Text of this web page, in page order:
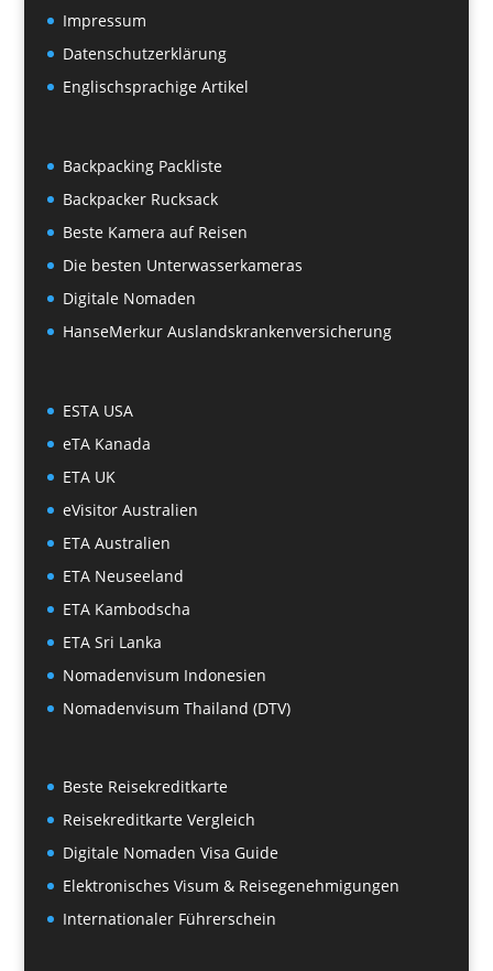
Impressum
Datenschutzerklärung
Englischsprachige Artikel
Backpacking Packliste
Backpacker Rucksack
Beste Kamera auf Reisen
Die besten Unterwasserkameras
Digitale Nomaden
HanseMerkur Auslandskrankenversicherung
ESTA USA
eTA Kanada
ETA UK
eVisitor Australien
ETA Australien
ETA Neuseeland
ETA Kambodscha
ETA Sri Lanka
Nomadenvisum Indonesien
Nomadenvisum Thailand (DTV)
Beste Reisekreditkarte
Reisekreditkarte Vergleich
Digitale Nomaden Visa Guide
Elektronisches Visum & Reisegenehmigungen
Internationaler Führerschein